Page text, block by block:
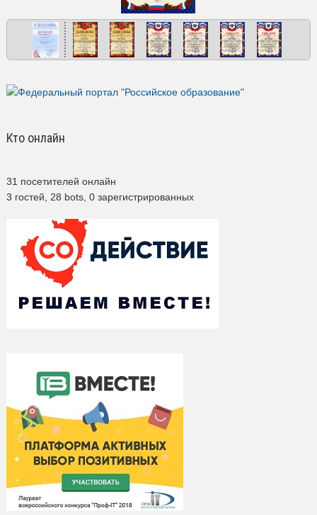
Кто онлайн
31 посетителей онлайн
3 гостей,
28 bots, 0 зарегистрированных